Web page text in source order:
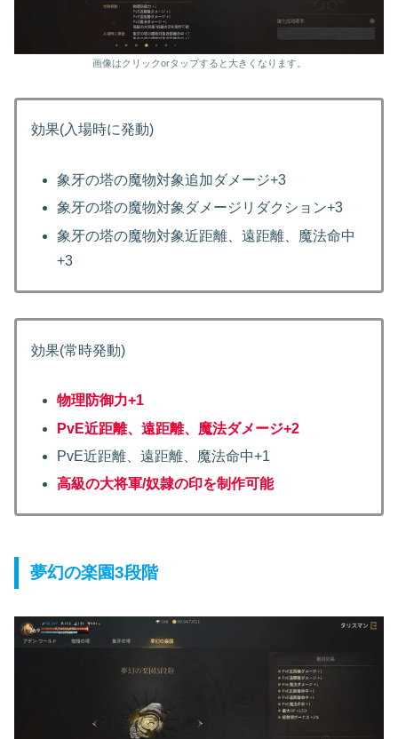
画像はクリックorタップすると大きくなります。
効果(入場時に発動)
象牙の塔の魔物対象追加ダメージ+3
象牙の塔の魔物対象ダメージリダクション+3
象牙の塔の魔物対象近距離、遠距離、魔法命中
+3
効果(常時発動)
物理防御力+1
PvE近距離、遠距離、魔法ダメージ+2
PvE近距離、遠距離、魔法命中+1
高級の大将軍/奴隷の印を制作可能
夢幻の楽園3段階